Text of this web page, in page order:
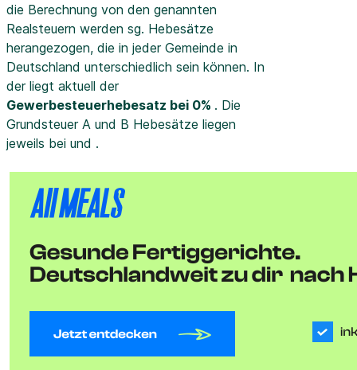
die Berechnung von den genannten
Realsteuern werden sg. Hebesätze
herangezogen, die in jeder Gemeinde in
Deutschland unterschiedlich sein können. In
der liegt aktuell der
Gewerbesteuerhebesatz bei 0% . Die
Grundsteuer A und B Hebesätze liegen
jeweils bei und .